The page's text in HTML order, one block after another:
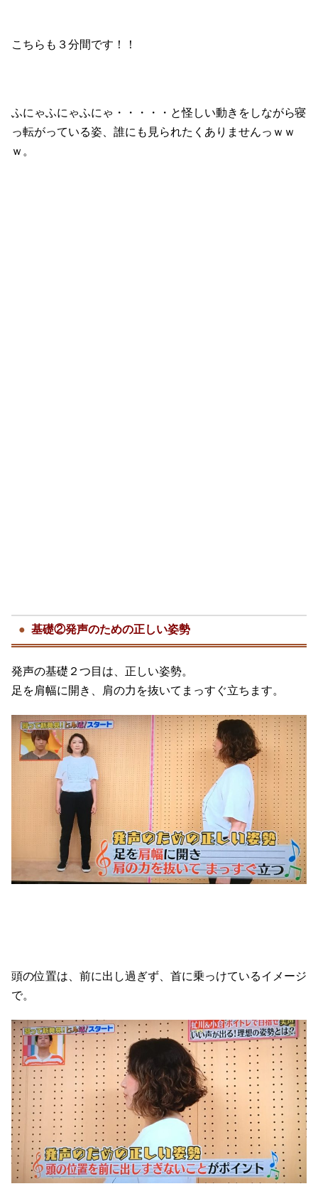
こちらも３分間です！！
ふにゃふにゃふにゃ・・・・・と怪しい動きをしながら寝
っ転がっている姿、誰にも見られたくありませんっｗｗ
ｗ。
基礎②発声のための正しい姿勢
発声の基礎２つ目は、正しい姿勢。
足を肩幅に開き、肩の力を抜いてまっすぐ立ちます。
頭の位置は、前に出し過ぎず、首に乗っけているイメージ
で。